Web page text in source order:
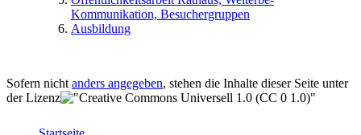
Kommunikation, Besuchergruppen
Ausbildung
Sofern nicht anders angegeben, stehen die Inhalte dieser Seite unter
der Lizenz